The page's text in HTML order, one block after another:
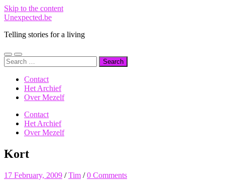
Skip to the content
Unexpected.be
Telling stories for a living
Toggle
mobile
Toggle
search
Search
for:
Contact
Het Archief
Over Mezelf
Contact
Het Archief
Over Mezelf
Kort
17 February, 2009 /Tim /0 Comments